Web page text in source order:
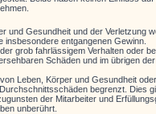
und Gesundheit und der
entgangenen Gewinn.
grob fahrlässigem Verhalten oder
Schäden und im übrigen
Leben, Körper und Gesundheit
begrenzt. Dies
der Mitarbeiter und
unberührt.